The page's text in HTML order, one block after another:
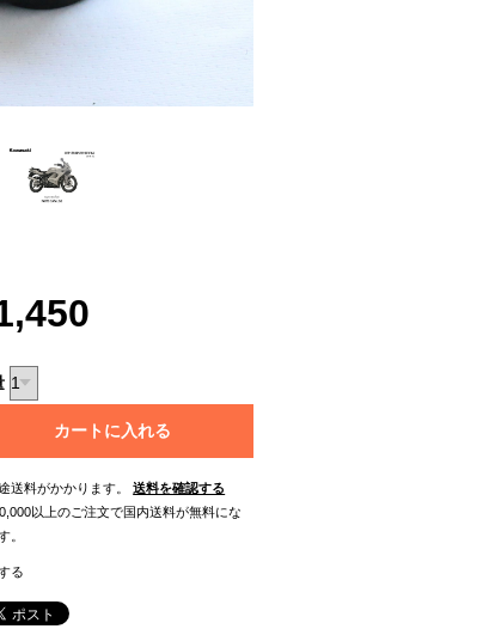
カートに入れる
送料がかかります。
送料を確認する
以上のご注文で国内送料が無料にな
。
る